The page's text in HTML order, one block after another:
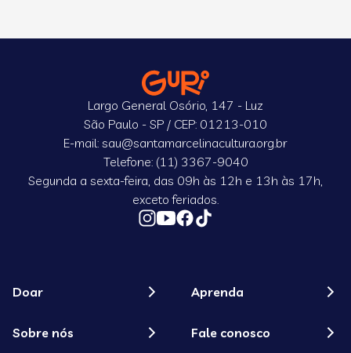
Largo General Osório, 147 - Luz
São Paulo - SP / CEP: 01213-010
E-mail: sau@santamarcelinacultura.org.br
Telefone: (11) 3367-9040
Segunda a sexta-feira, das 09h às 12h e 13h às 17h,
exceto feriados.
Doar
Sobre nós
Aprenda
Fale conosco